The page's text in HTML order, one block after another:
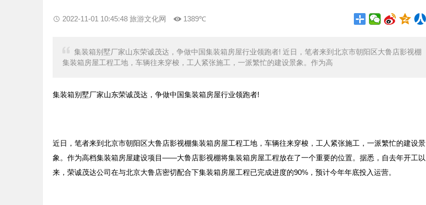
2022-11-01 10:45:48 旅游文化网 1389℃
集装箱别墅厂家山东荣诚茂达，争做中国集装箱房屋行业领跑者! 近日，笔者来到北京市朝阳区大鲁店影视棚
集装箱房屋工程工地，车辆往来穿梭，工人紧张施工，一派繁忙的建设景象。作为高
集装箱别墅厂家山东荣诚茂达，争做中国集装箱房屋行业领跑者!
近日，笔者来到北京市朝阳区大鲁店影视棚集装箱房屋工程工地，车辆往来穿梭，工人紧张施工，一派繁忙的建设景
象。作为高档集装箱房屋建设项目——大鲁店影视棚将集装箱房屋工程放在了一个重要的位置。据悉，自去年开工以
来，荣诚茂达公司在与北京大鲁店密切配合下集装箱房屋工程已完成进度的90%，预计今年年底投入运营。